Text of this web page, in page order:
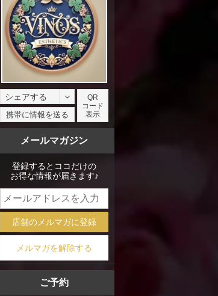
シェアする
facebook
携帯に情報を送る
QR
コード
表示
メールマガジン
登録するとココだけの
お得な情報が届きます♪
店舗のメルマガに登録
メルマガを解除する
ご予約